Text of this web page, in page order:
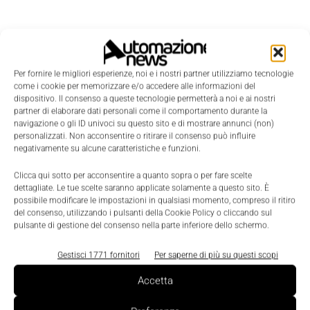
Per fornire le migliori esperienze, noi e i nostri partner utilizziamo tecnologie
come i cookie per memorizzare e/o accedere alle informazioni del
dispositivo. Il consenso a queste tecnologie permetterà a noi e ai nostri
partner di elaborare dati personali come il comportamento durante la
navigazione o gli ID univoci su questo sito e di mostrare annunci (non)
personalizzati. Non acconsentire o ritirare il consenso può influire
negativamente su alcune caratteristiche e funzioni.
Clicca qui sotto per acconsentire a quanto sopra o per fare scelte
dettagliate. Le tue scelte saranno applicate solamente a questo sito. È
possibile modificare le impostazioni in qualsiasi momento, compreso il ritiro
del consenso, utilizzando i pulsanti della Cookie Policy o cliccando sul
pulsante di gestione del consenso nella parte inferiore dello schermo.
Gestisci 1771 fornitori Per saperne di più su questi scopi
Accetta
Edicola